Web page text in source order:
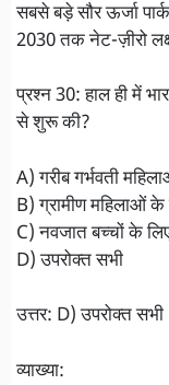
सबसे बड़े सौर ऊर्जा
2030 तक नेट-ज़ीरो
प्रश्न 30: हाल ही में
से शुरू की?
A) गरीब गर्भवती
B) ग्रामीण महिलाओं
C) नवजात बच्चों के
D) उपरोक्त सभी
उत्तर: D) उपरोक्त सभी
व्याख्या: